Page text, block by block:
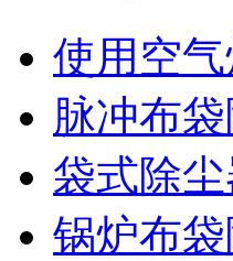
使用空
脉冲布
袋式除
锅炉布